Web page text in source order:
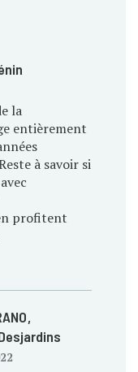
la
entièrement
à savoir si
profitent
,